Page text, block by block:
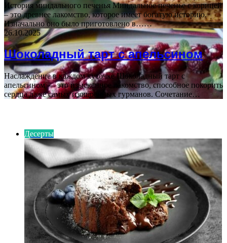
История миндального печенья Миндальное печенье с корицей
– это древнее лакомство, которое имеет богатую историю.
Изначально оно было приготовлено в……
26.10.2025
Шоколадный тарт с апельсином
Наслаждение в каждом кусочке Шоколадный тарт с
апельсином — это изысканное лакомство, способное покорить
сердца даже самых изощренных гурманов. Сочетание…
Десерты